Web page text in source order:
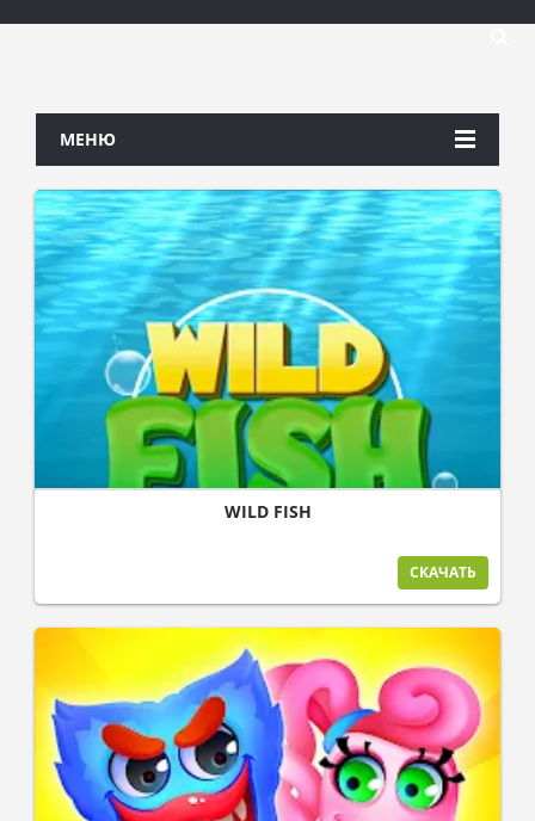
МЕНЮ
WILD FISH
СКАЧАТЬ